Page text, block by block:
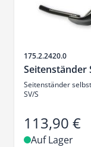
Artikelnr.
175.2.2420.0
Seitenständer
Seitenständer
SV/S
113,90 €
Auf Lager